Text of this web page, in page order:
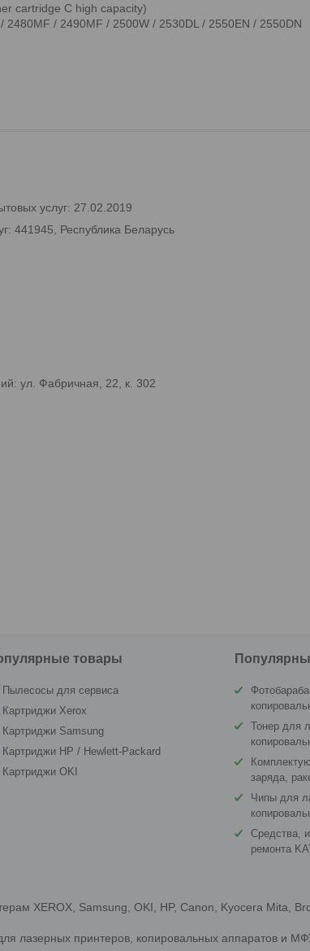
cartridge C high capacity)
/ 2490MF / 2500W / 2530DL / 2550EN / 2550DN
услуг: 27.02.2019
441945, Республика Беларусь
ул. Фабричная, 22, к. 302
товары
Пылесосы для сервиса
Картриджи Xerox
Картриджи Samsung
Картриджи HP / Hewlett-Packard
Картриджи OKI
Тонер для
заряда,
Чипы для
Средства,
ремонта
XEROX, Samsung, OKI, HP, Canon, Kyocera Mita,
лазерных принтеров, копировальных аппаратов и